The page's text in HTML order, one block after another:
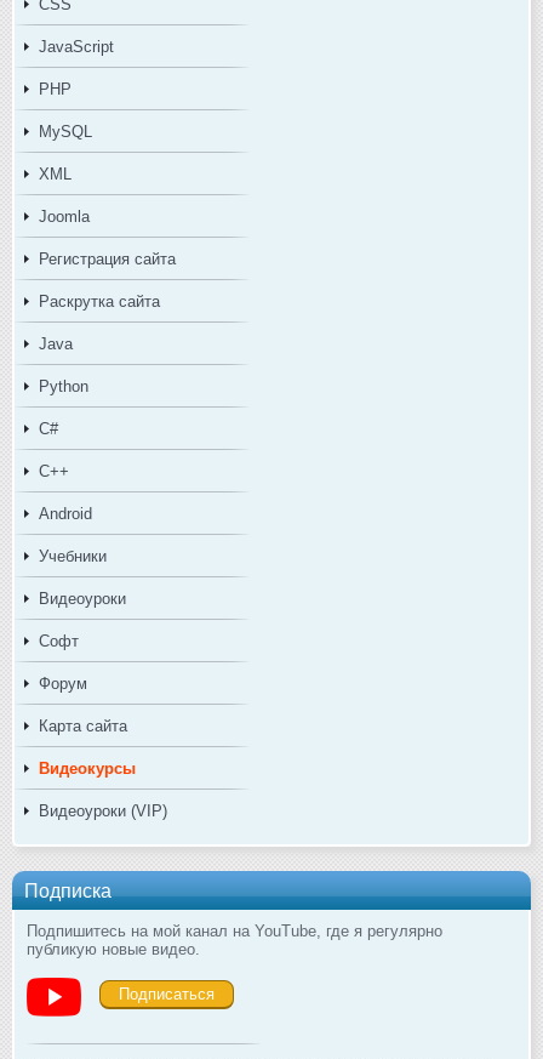
CSS
JavaScript
PHP
MySQL
XML
Joomla
Регистрация сайта
Раскрутка сайта
Java
Python
C#
C++
Android
Учебники
Видеоуроки
Софт
Форум
Карта сайта
Видеокурсы
Видеоуроки (VIP)
Подписка
Подпишитесь на мой канал на YouTube, где я регулярно
публикую новые видео.
Подписаться